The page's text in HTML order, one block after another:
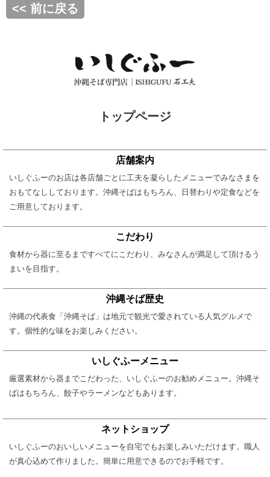
<< 前に戻る
トップページ
店舗案内
いしぐふーのお店は各店舗ごとに工夫を凝らしたメニューでみなさまを
おもてなししております。沖縄そばはもちろん、日替わりや定食などを
ご用意しております。
こだわり
食材から器に至るまですべてにこだわり、みなさんが満足して頂けるう
まいを目指す。
沖縄そば歴史
沖縄の代表食「沖縄そば」は地元で観光で愛されている人気グルメで
す。個性的な味をお楽しみください。
いしぐふーメニュー
厳選素材から器までこだわった、いしぐふーのお勧めメニュー。沖縄そ
ばはもちろん、餃子やラーメンなどもあります。
ネットショップ
いしぐふーのおいしいメニューを自宅でもお楽しみいただけます。職人
が真心込めて作りました。簡単に用意できるのでお手軽です。